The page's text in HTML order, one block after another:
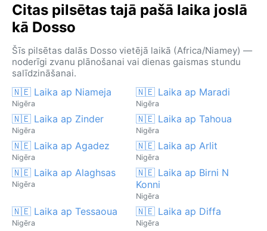
Citas pilsētas tajā pašā laika joslā
kā Dosso
Šīs pilsētas dalās Dosso vietējā laikā (Africa/Niamey) —
noderīgi zvanu plānošanai vai dienas gaismas stundu
salīdzināšanai.
🇳🇪 Laika ap Niameja
Nigēra
🇳🇪 Laika ap Maradi
Nigēra
🇳🇪 Laika ap Zinder
Nigēra
🇳🇪 Laika ap Tahoua
Nigēra
🇳🇪 Laika ap Agadez
Nigēra
🇳🇪 Laika ap Arlit
Nigēra
🇳🇪 Laika ap Alaghsas
Nigēra
🇳🇪 Laika ap Birni N
Konni
Nigēra
🇳🇪 Laika ap Tessaoua
Nigēra
🇳🇪 Laika ap Diffa
Nigēra